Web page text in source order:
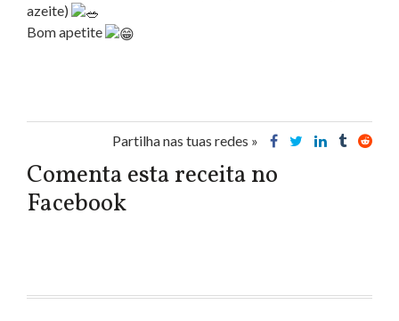
azeite)
Bom apetite
Partilha nas tuas redes »
Comenta esta receita no
Facebook